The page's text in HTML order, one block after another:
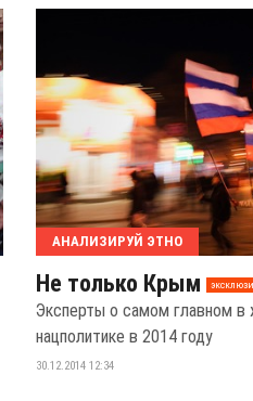
АНАЛИЗИРУЙ ЭТНО
Не только Крым
Эксперты о самом главном в
нацполитике в 2014 году
30.12.2014 12:34